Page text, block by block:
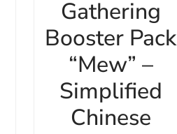
Gathering
Booster Pack
“Mew” –
Simplified
Chinese